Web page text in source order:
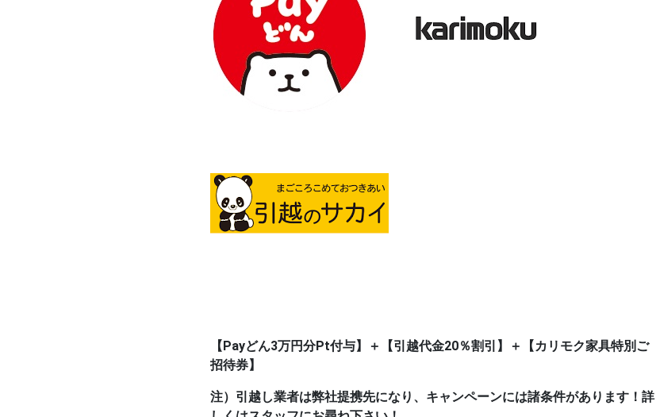
【Payどん3万円分Pt付与】＋【引越代金20％割引】＋【カリモク家具特別ご
招待券】
注）引越し業者は弊社提携先になり、キャンペーンには諸条件があります！詳